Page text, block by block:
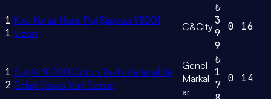
1
1
Kısa Kenar Hasır Plaj Şapkası Y8201
Vizon
C&City
₺
3
9
9
0 16
1
2
Suyitti % 100 Coton Yazlık Katlanabilir
Safari Şapka Yeni Sezon
Genel
Markal
ar
₺
1
7
0 14